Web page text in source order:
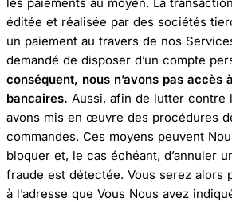
éditée et réalisée par des sociétés
un paiement au travers de nos
demandé de disposer d’un compte
conséquent, nous n’avons pas accès
bancaires. Aussi, afin de lutter contre
avons mis en œuvre des procédures
commandes. Ces moyens peuvent
bloquer et, le cas échéant, d’annuler
fraude est détectée. Vous serez alors
à l’adresse que Vous Nous avez